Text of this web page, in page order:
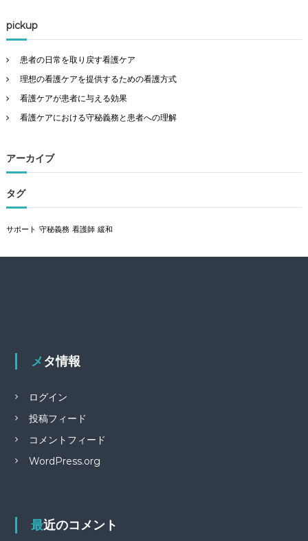
pickup
患者の日常を取り戻す看護ケア
理想の看護ケアを提供するための看護方式
看護ケアが患者に与える効果
看護ケアにおける守秘義務と患者への理解
アーカイブ
タグ
サポート 守秘義務 看護師 緩和
メタ情報
ログイン
投稿フィード
コメントフィード
WordPress.org
最近のコメント